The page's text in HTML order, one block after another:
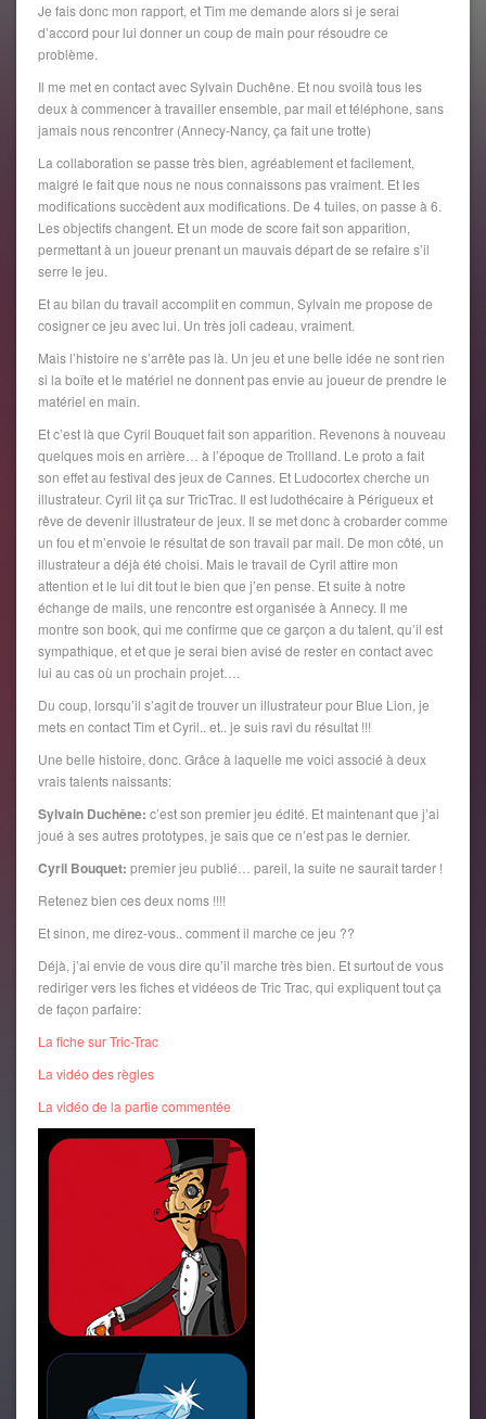
Je fais donc mon rapport, et Tim me demande alors si je serai
d’accord pour lui donner un coup de main pour résoudre ce
problème.
Il me met en contact avec Sylvain Duchêne. Et nou svoilà tous les
deux à commencer à travailler ensemble, par mail et téléphone, sans
jamais nous rencontrer (Annecy-Nancy, ça fait une trotte)
La collaboration se passe très bien, agréablement et facilement,
malgré le fait que nous ne nous connaissons pas vraiment. Et les
modifications succèdent aux modifications. De 4 tuiles, on passe à 6.
Les objectifs changent. Et un mode de score fait son apparition,
permettant à un joueur prenant un mauvais départ de se refaire s’il
serre le jeu.
Et au bilan du travail accomplit en commun, Sylvain me propose de
cosigner ce jeu avec lui. Un très joli cadeau, vraiment.
Mais l’histoire ne s’arrête pas là. Un jeu et une belle idée ne sont rien
si la boîte et le matériel ne donnent pas envie au joueur de prendre le
matériel en main.
Et c’est là que Cyril Bouquet fait son apparition. Revenons à nouveau
quelques mois en arrière… à l’époque de Trollland. Le proto a fait
son effet au festival des jeux de Cannes. Et Ludocortex cherche un
illustrateur. Cyril lit ça sur TricTrac. Il est ludothécaire à Périgueux et
rêve de devenir illustrateur de jeux. Il se met donc à crobarder comme
un fou et m’envoie le résultat de son travail par mail. De mon côté, un
illustrateur a déjà été choisi. Mais le travail de Cyril attire mon
attention et le lui dit tout le bien que j’en pense. Et suite à notre
échange de mails, une rencontre est organisée à Annecy. Il me
montre son book, qui me confirme que ce garçon a du talent, qu’il est
sympathique, et et que je serai bien avisé de rester en contact avec
lui au cas où un prochain projet….
Du coup, lorsqu’il s’agit de trouver un illustrateur pour Blue Lion, je
mets en contact Tim et Cyril.. et.. je suis ravi du résultat !!!
Une belle histoire, donc. Grâce à laquelle me voici associé à deux
vrais talents naissants:
Sylvain Duchêne: c’est son premier jeu édité. Et maintenant que j’ai
joué à ses autres prototypes, je sais que ce n’est pas le dernier.
Cyril Bouquet: premier jeu publié… pareil, la suite ne saurait tarder !
Retenez bien ces deux noms !!!!
Et sinon, me direz-vous.. comment il marche ce jeu ??
Déjà, j’ai envie de vous dire qu’il marche très bien. Et surtout de vous
rediriger vers les fiches et vidéeos de Tric Trac, qui expliquent tout ça
de façon parfaire:
La fiche sur Tric-Trac
La vidéo des règles
La vidéo de la partie commentée